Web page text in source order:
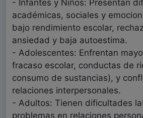
- Infantes y Niños: Presentan
académicas, sociales y
bajo rendimiento escolar,
ansiedad y baja autoestima.
- Adolescentes: Enfrentan
fracaso escolar, conductas de
consumo de sustancias), y
relaciones interpersonales.
- Adultos: Tienen dificultades
problemas en relaciones